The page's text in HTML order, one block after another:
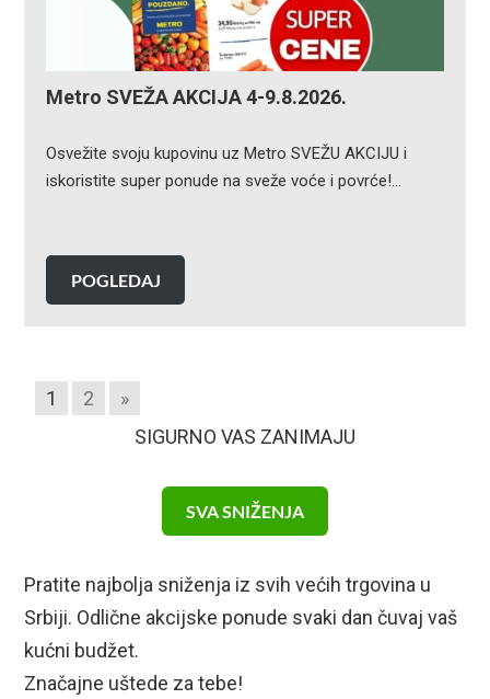
Metro SVEŽA AKCIJA 4-9.8.2026.
Osvežite svoju kupovinu uz Metro SVEŽU AKCIJU i
iskoristite super ponude na sveže voće i povrće!…
POGLEDAJ
1 2
»
SIGURNO VAS ZANIMAJU
SVA SNIŽENJA
Pratite najbolja sniženja iz svih većih trgovina u
Srbiji. Odlične akcijske ponude svaki dan čuvaj vaš
kućni budžet.
Značajne uštede za tebe!